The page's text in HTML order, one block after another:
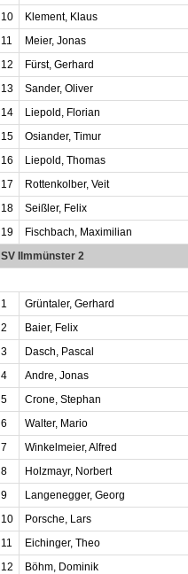
10
Klement, Klaus
11
Meier, Jonas
12
Fürst, Gerhard
13
Sander, Oliver
14
Liepold, Florian
15
Osiander, Timur
16
Liepold, Thomas
17
Rottenkolber, Veit
18
Seißler, Felix
19
Fischbach, Maximilian
SV Ilmmünster 2
1
Grüntaler, Gerhard
2
Baier, Felix
3
Dasch, Pascal
4
Andre, Jonas
5
Crone, Stephan
6
Walter, Mario
7
Winkelmeier, Alfred
8
Holzmayr, Norbert
9
Langenegger, Georg
10
Porsche, Lars
11
Eichinger, Theo
12
Böhm, Dominik